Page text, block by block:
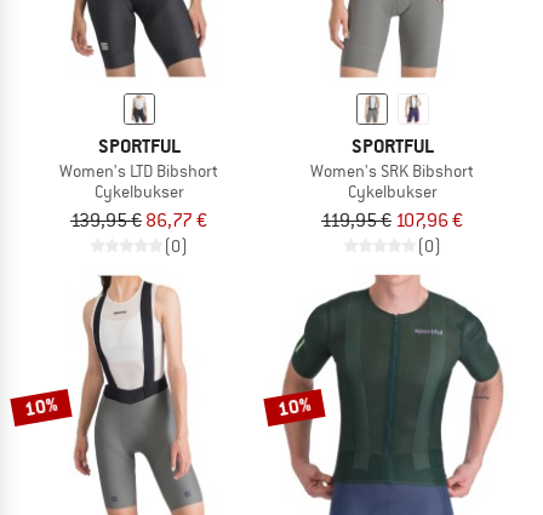
SPORTFUL
Women's LTD Bibshort
Cykelbukser
139,95 € 86,77 €
(0)
SPORTFUL
Women's SRK Bibshort
Cykelbukser
119,95 € 107,96 €
(0)
10% 10%